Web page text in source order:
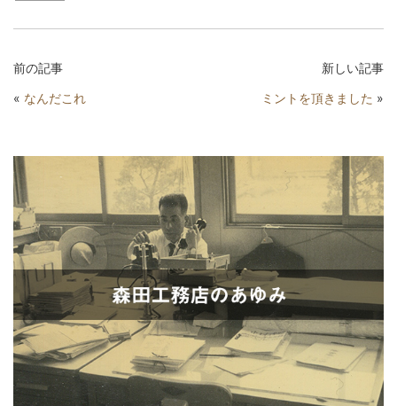
前の記事
« なんだこれ
新しい記事
ミントを頂きました »